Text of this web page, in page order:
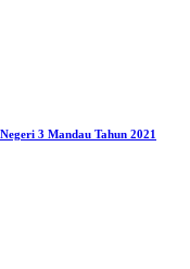
3 Mandau Tahun 2021